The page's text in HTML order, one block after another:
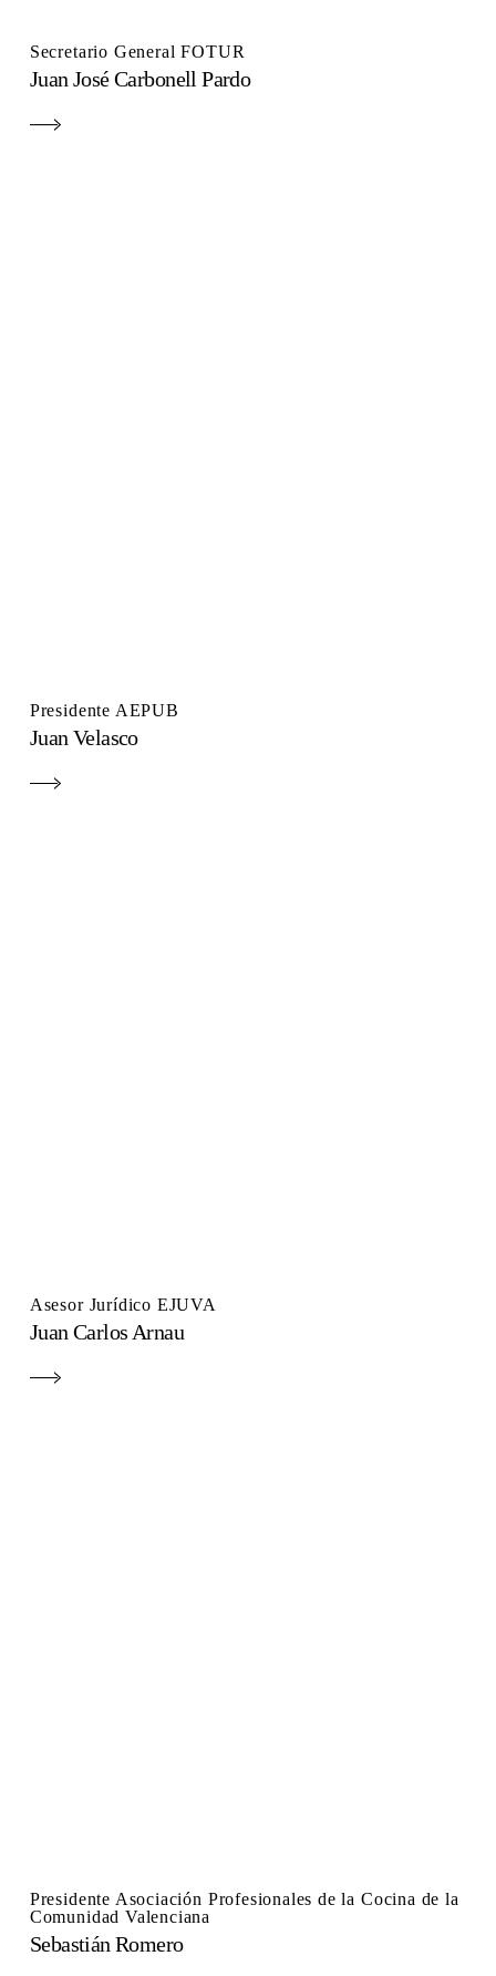
Secretario General FOTUR
Juan José Carbonell Pardo
Presidente AEPUB
Juan Velasco
Asesor Jurídico EJUVA
Juan Carlos Arnau
Presidente Asociación Profesionales de la Cocina de la
Comunidad Valenciana
Sebastián Romero